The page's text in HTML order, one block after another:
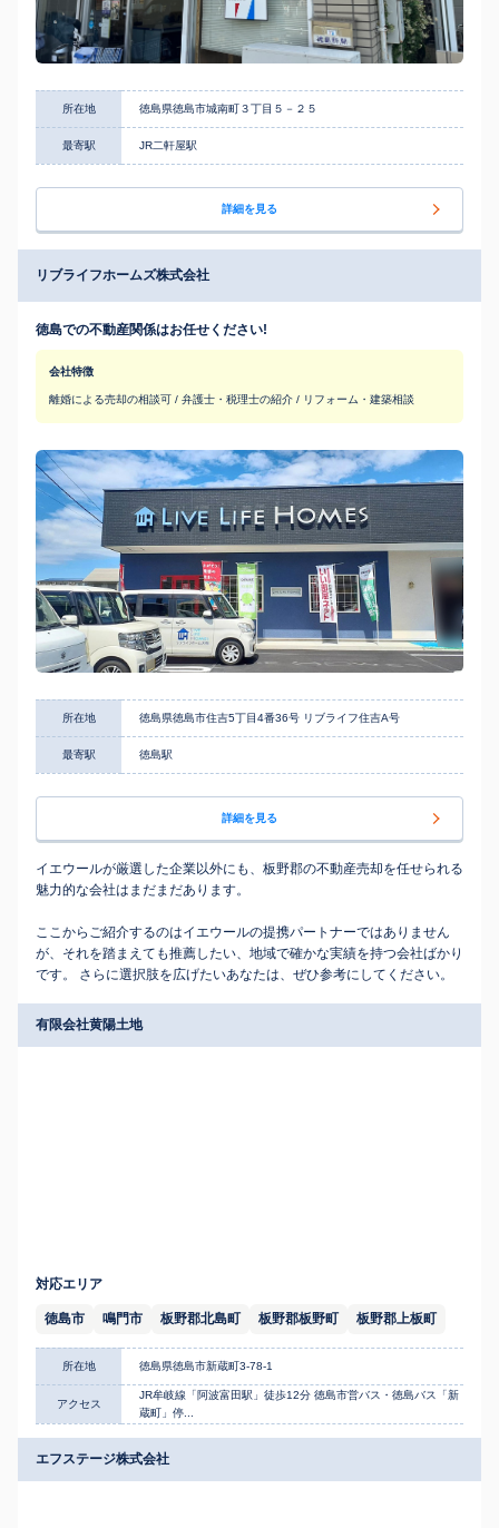
所在地 徳島県徳島市城南町３丁目５－２５
最寄駅 JR二軒屋駅
詳細を見る
リブライフホームズ株式会社
徳島での不動産関係はお任せください!
会社特徴
離婚による売却の相談可 / 弁護士・税理士の紹介 / リフォーム・建築相談
所在地 徳島県徳島市住吉5丁目4番36号 リブライフ住吉A号
最寄駅 徳島駅
詳細を見る
イエウールが厳選した企業以外にも、板野郡の不動産売却を任せられる
魅力的な会社はまだまだあります。
ここからご紹介するのはイエウールの提携パートナーではありません
が、それを踏まえても推薦したい、地域で確かな実績を持つ会社ばかり
です。 さらに選択肢を広げたいあなたは、ぜひ参考にしてください。
有限会社黄陽土地
対応エリア
徳島市 鳴門市 板野郡北島町 板野郡板野町 板野郡上板町
所在地 徳島県徳島市新蔵町3-78-1
アクセス
JR牟岐線「阿波富田駅」徒歩12分 徳島市営バス・徳島バス「新
蔵町」停...
エフステージ株式会社